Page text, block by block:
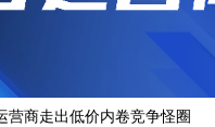
营商走出低价内卷竞争怪圈